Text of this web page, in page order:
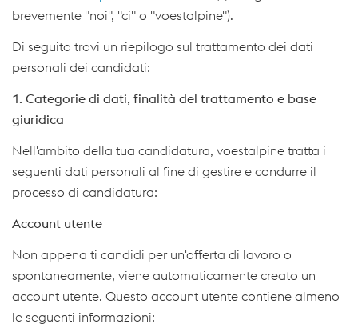
brevemente "noi", "ci" o "voestalpine").
Di seguito trovi un riepilogo sul trattamento dei dati
personali dei candidati:
1. Categorie di dati, finalità del trattamento e base
giuridica
Nell'ambito della tua candidatura, voestalpine tratta i
seguenti dati personali al fine di gestire e condurre il
processo di candidatura:
Account utente
Non appena ti candidi per un'offerta di lavoro o
spontaneamente, viene automaticamente creato un
account utente. Questo account utente contiene almeno
le seguenti informazioni: